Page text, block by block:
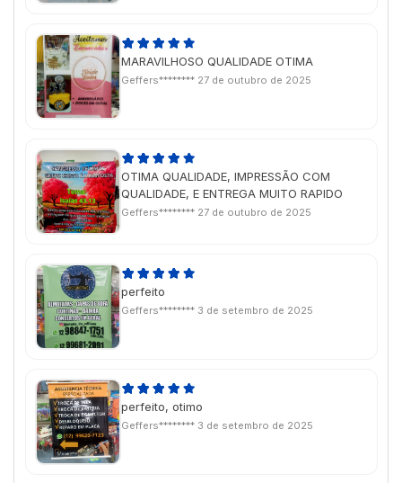
MARAVILHOSO QUALIDADE OTIMA
Geffers******** 27 de outubro de 2025
OTIMA QUALIDADE, IMPRESSÃO COM
QUALIDADE, E ENTREGA MUITO RAPIDO
Geffers******** 27 de outubro de 2025
perfeito
Geffers******** 3 de setembro de 2025
perfeito, otimo
Geffers******** 3 de setembro de 2025